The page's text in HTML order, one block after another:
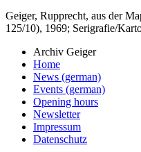
Geiger, Rupprecht, aus der
125/10), 1969; Serigrafie/
Archiv Geiger
Home
News (german)
Events (german)
Opening hours
Newsletter
Impressum
Datenschutz